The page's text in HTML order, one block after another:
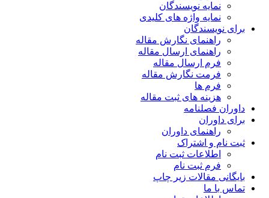
نمایه نویسندگان
نمایه واژه های کلیدی
برای نویسندگان
راهنمای نگارش مقاله
راهنمای ارسال مقاله
فرم ارسال مقاله
فرمت نگارش مقاله
فرم ها
هزینه های ثبت مقاله
داوران فصلنامه
برای داوران
راهنمای داوران
ثبت نام و اشتراک
اطلاعات ثبت نام
فرم ثبت نام
بایگانی مقالات زیر چاپ
تماس با ما